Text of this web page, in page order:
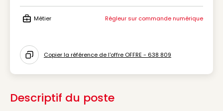
Icon Période de disponibilité
Métier Régleur sur commande numérique
Icon copy to clipboard
Copier la référence de l'offre OFFRE - 638 809
Descriptif du poste